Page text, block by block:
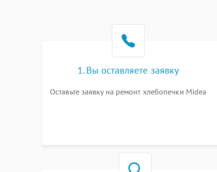
1. Вы оставляете заявку
Оставьте заявку на ремонт хлебопечки Midea